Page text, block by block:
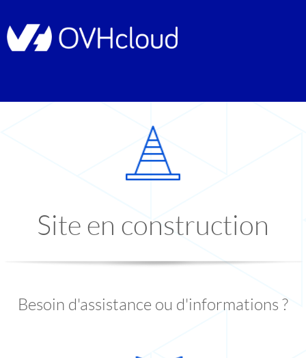
Site en construction
Besoin d'assistance ou d'informations ?